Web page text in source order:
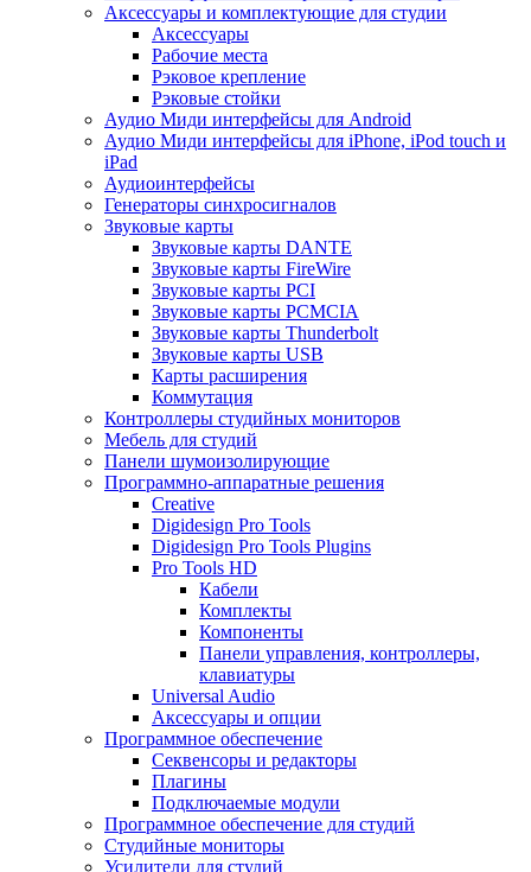
Аксессуары и комплектующие для студии
Аксессуары
Рабочие места
Рэковое крепление
Рэковые стойки
Аудио Миди интерфейсы для Android
Аудио Миди интерфейсы для iPhone, iPod touch и
iPad
Аудиоинтерфейсы
Генераторы синхросигналов
Звуковые карты
Звуковые карты DANTE
Звуковые карты FireWire
Звуковые карты PCI
Звуковые карты PCMCIA
Звуковые карты Thunderbolt
Звуковые карты USB
Карты расширения
Коммутация
Контроллеры студийных мониторов
Мебель для студий
Панели шумоизолирующие
Программно-аппаратные решения
Creative
Digidesign Pro Tools
Digidesign Pro Tools Plugins
Pro Tools HD
Кабели
Комплекты
Компоненты
Панели управления, контроллеры,
клавиатуры
Universal Audio
Аксессуары и опции
Программное обеспечение
Cеквенсоры и редакторы
Плагины
Подключаемые модули
Программное обеспечение для студий
Студийные мониторы
Усилители для студий